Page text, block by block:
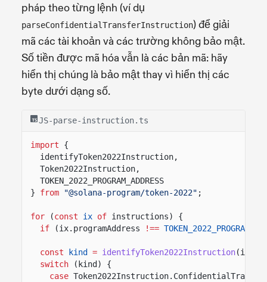
pháp theo từng lệnh (ví dụ
parseConfidentialTransferInstruction) để giải
mã các tài khoản và các trường không bảo mật.
Số tiền được mã hóa vẫn là các bản mã: hãy
hiển thị chúng là bảo mật thay vì hiển thị các
byte dưới dạng số.
JS-parse-instruction.ts
import
{
identifyToken2022Instruction,
Token2022Instruction,
TOKEN_2022_PROGRAM_ADDRESS
}
from "@solana-program/token-2022" ;
for (const ix of instructions) {
if
(ix.programAddress !==
const kind = identifyToken2022Instruction(ix);
switch
(kind) {
case